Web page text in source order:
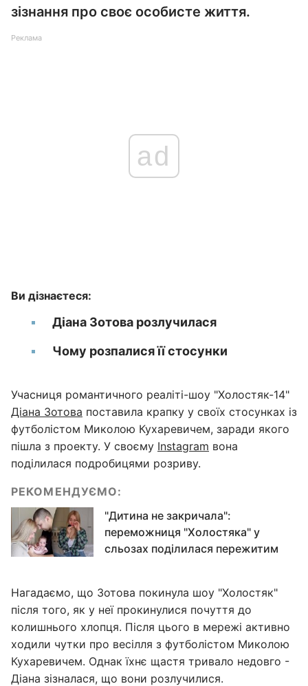
зізнання про своє особисте життя.
Реклама
ad
Ви дізнаєтеся:
Діана Зотова розлучилася
Чому розпалися її стосунки
Учасниця романтичного реаліті-шоу "Холостяк-14"
Діана Зотова поставила крапку у своїх стосунках із
футболістом Миколою Кухаревичем, заради якого
пішла з проекту. У своєму Instagram вона
поділилася подробицями розриву.
РЕКОМЕНДУЄМО:
"Дитина не закричала":
переможниця "Холостяка" у
сльозах поділилася пережитим
Нагадаємо, що Зотова покинула шоу "Холостяк"
після того, як у неї прокинулися почуття до
колишнього хлопця. Після цього в мережі активно
ходили чутки про весілля з футболістом Миколою
Кухаревичем. Однак їхнє щастя тривало недовго -
Діана зізналася, що вони розлучилися.